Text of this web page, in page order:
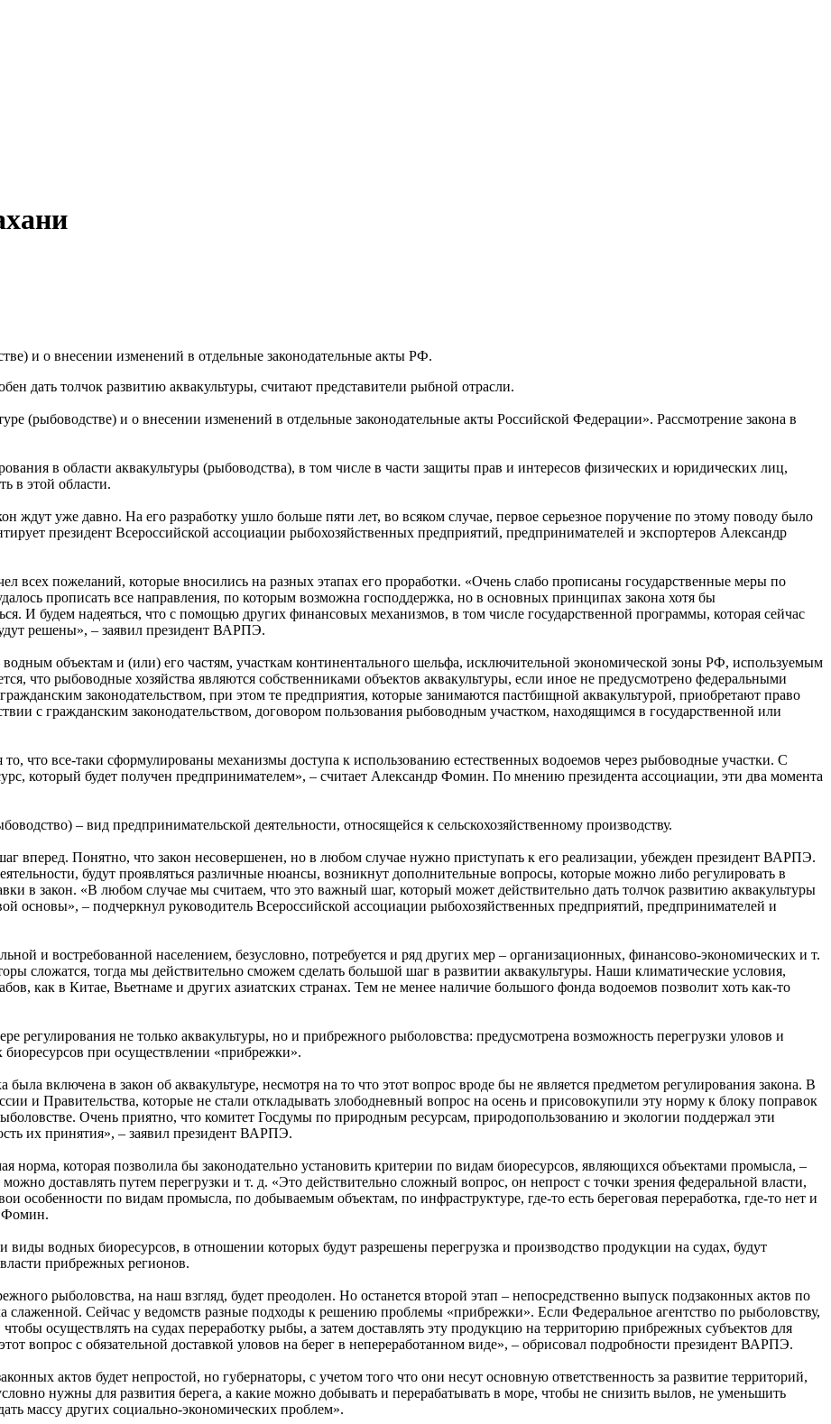
и о внесении изменений в отдельные законодательные акты РФ.
дать толчок развитию аквакультуры, считают представители рыбной отрасли.
(рыбоводстве) и о внесении изменений в отдельные законодательные акты Российской Федерации». Рассмотрение закона в
в области аквакультуры (рыбоводства), в том числе в части защиты прав и интересов физических и юридических лиц,
в этой области.
ждут уже давно. На его разработку ушло больше пяти лет, во всяком случае, первое серьезное поручение по этому поводу было
президент Всероссийской ассоциации рыбохозяйственных предприятий, предпринимателей и экспортеров Александр
всех пожеланий, которые вносились на разных этапах его проработки. «Очень слабо прописаны государственные меры по
прописать все направления, по которым возможна господдержка, но в основных принципах закона хотя бы
И будем надеяться, что с помощью других финансовых механизмов, в том числе государственной программы, которая сейчас
решены», – заявил президент ВАРПЭ.
объектам и (или) его частям, участкам континентального шельфа, исключительной экономической зоны РФ, используемым
что рыбоводные хозяйства являются собственниками объектов аквакультуры, если иное не предусмотрено федеральными
законодательством, при этом те предприятия, которые занимаются пастбищной аквакультурой, приобретают право
с гражданским законодательством, договором пользования рыбоводным участком, находящимся в государственной или
то, что все-таки сформулированы механизмы доступа к использованию естественных водоемов через рыбоводные участки. С
который будет получен предпринимателем», – считает Александр Фомин. По мнению президента ассоциации, эти два момента
– вид предпринимательской деятельности, относящейся к сельскохозяйственному производству.
вперед. Понятно, что закон несовершенен, но в любом случае нужно приступать к его реализации, убежден президент ВАРПЭ.
будут проявляться различные нюансы, возникнут дополнительные вопросы, которые можно либо регулировать в
в закон. «В любом случае мы считаем, что это важный шаг, который может действительно дать толчок развитию аквакультуры
основы», – подчеркнул руководитель Всероссийской ассоциации рыбохозяйственных предприятий, предпринимателей и
и востребованной населением, безусловно, потребуется и ряд других мер – организационных, финансово-экономических и т.
сложатся, тогда мы действительно сможем сделать большой шаг в развитии аквакультуры. Наши климатические условия,
как в Китае, Вьетнаме и других азиатских странах. Тем не менее наличие большого фонда водоемов позволит хоть как-то
регулирования не только аквакультуры, но и прибрежного рыболовства: предусмотрена возможность перегрузки уловов и
при осуществлении «прибрежки».
включена в закон об аквакультуре, несмотря на то что этот вопрос вроде бы не является предметом регулирования закона. В
и Правительства, которые не стали откладывать злободневный вопрос на осень и присовокупили эту норму к блоку поправок
Очень приятно, что комитет Госдумы по природным ресурсам, природопользованию и экологии поддержал эти
их принятия», – заявил президент ВАРПЭ.
норма, которая позволила бы законодательно установить критерии по видам биоресурсов, являющихся объектами промысла, –
доставлять путем перегрузки и т. д. «Это действительно сложный вопрос, он непрост с точки зрения федеральной власти,
особенности по видам промысла, по добываемым объектам, по инфраструктуре, где-то есть береговая переработка, где-то нет и
Фомин.
водных биоресурсов, в отношении которых будут разрешены перегрузка и производство продукции на судах, будут
прибрежных регионов.
рыболовства, на наш взгляд, будет преодолен. Но останется второй этап – непосредственно выпуск подзаконных актов по
слаженной. Сейчас у ведомств разные подходы к решению проблемы «прибрежки». Если Федеральное агентство по рыболовству,
осуществлять на судах переработку рыбы, а затем доставлять эту продукцию на территорию прибрежных субъектов для
вопрос с обязательной доставкой уловов на берег в непереработанном виде», – обрисовал подробности президент ВАРПЭ.
актов будет непростой, но губернаторы, с учетом того что они несут основную ответственность за развитие территорий,
нужны для развития берега, а какие можно добывать и перерабатывать в море, чтобы не снизить вылов, не уменьшить
массу других социально-экономических проблем».